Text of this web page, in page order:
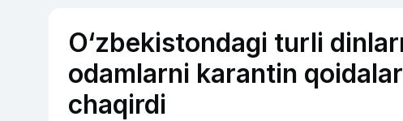
O‘zbekistondagi turli
odamlarni karantin
chaqirdi